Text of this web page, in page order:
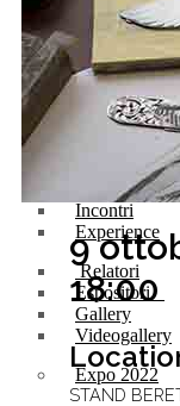
Edizioni
Precendenti
Expo 2023
Vegetal
Programma
Incontri
Experience
Relatori
Espositori
Gallery
Videogallery
Expo 2022
9
18:00
STAND